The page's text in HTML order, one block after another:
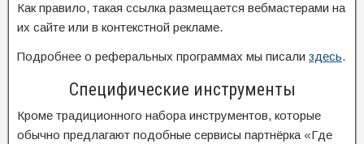
Как правило, такая ссылка размещается вебмастерами на
их сайте или в контекстной рекламе.
Подробнее о реферальных программах мы писали здесь.
Специфические инструменты
Кроме традиционного набора инструментов, которые
обычно предлагают подобные сервисы партнёрка «Где